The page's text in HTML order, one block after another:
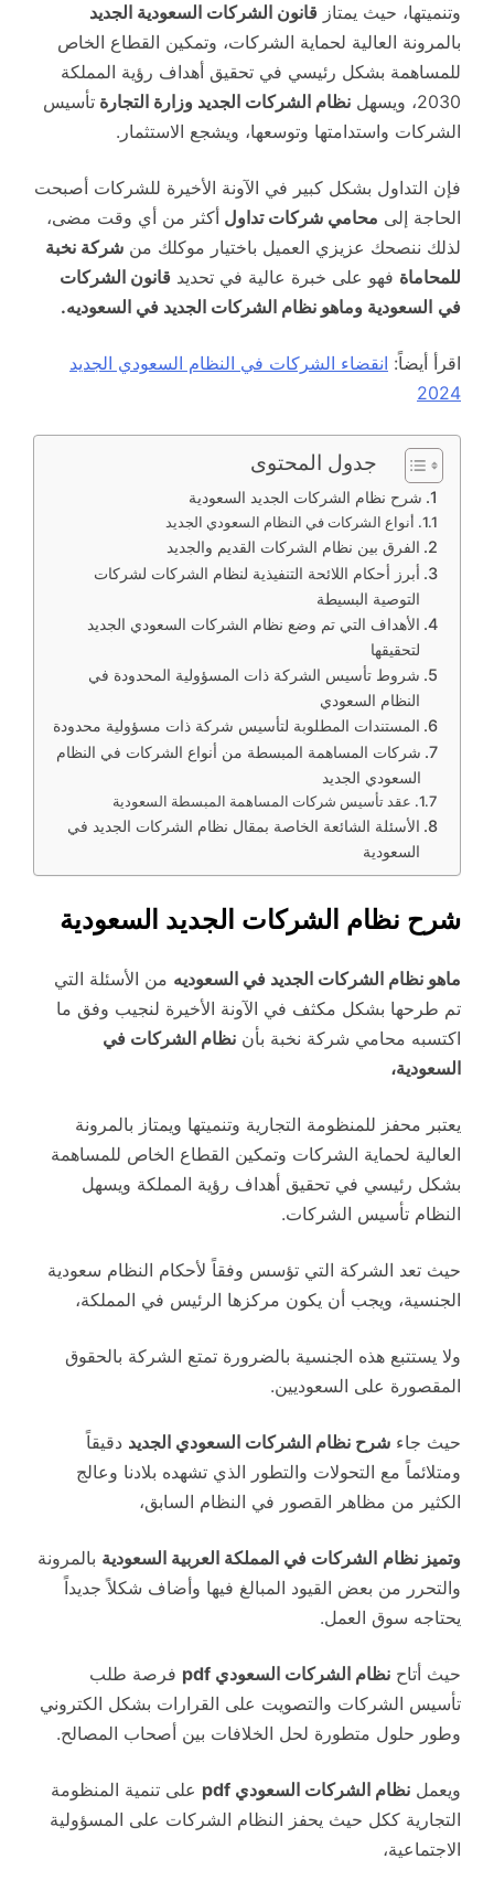
وتنميتها، حيث يمتاز قانون الشركات السعودية الجديد
بالمرونة العالية لحماية الشركات، وتمكين القطاع الخاص
للمساهمة بشكل رئيسي في تحقيق أهداف رؤية المملكة
2030، ​ويسهل
نظام الشركات الجديد وزارة التجارة تأسيس
الشركات واستدامتها وتوسعها، ويشجع الاستثمار.
فإن التداول بشكل كبير في الآونة الأخيرة للشركات أصبحت
الحاجة إلى محامي شركات تداول أكثر من أي وقت مضى،
لذلك ننصحك عزيزي العميل باختيار موكلك من شركة نخبة
للمحاماة فهو على خبرة عالية في تحديد قانون الشركات
في السعودية وماهو نظام الشركات الجديد في السعوديه.
اقرأ أيضاً: انقضاء الشركات في النظام السعودي الجديد
2024
جدول المحتوى
شرح نظام الشركات الجديد السعودية
أنواع الشركات في النظام السعودي الجديد
الفرق بين نظام الشركات القديم والجديد
أبرز أحكام اللائحة التنفيذية لنظام الشركات لشركات
التوصية البسيطة
الأهداف التي تم وضع نظام الشركات السعودي الجديد
لتحقيقها
شروط تأسيس الشركة ذات المسؤولية المحدودة في
النظام السعودي
المستندات المطلوبة لتأسيس شركة ذات مسؤولية محدودة
شركات المساهمة المبسطة من أنواع الشركات في النظام
السعودي الجديد
عقد تأسيس شركات المساهمة المبسطة السعودية
الأسئلة الشائعة الخاصة بمقال نظام الشركات الجديد في
السعودية
شرح نظام الشركات الجديد السعودية
ماهو نظام الشركات الجديد في السعوديه من الأسئلة التي
تم طرحها بشكل مكثف في الآونة الأخيرة لنجيب وفق ما
اكتسبه محامي شركة نخبة بأن نظام الشركات في
السعودية،
يعتبر محفز للمنظومة التجارية وتنميتها ويمتاز بالمرونة
العالية لحماية الشركات وتمكين القطاع الخاص للمساهمة
بشكل رئيسي في تحقيق أهداف رؤية المملكة ​ويسهل
النظام تأسيس الشركات.
حيث ​تعد الشركة التي تؤسس وفقاً لأحكام النظام سعودية
الجنسية، ويجب أن يكون مركزها الرئيس في المملكة،
ولا يستتبع هذه الجنسية بالضرورة تمتع الشركة بالحقوق
المقصورة على السعوديين.
حيث جاء شرح نظام الشركات السعودي الجديد دقيقاً
ومتلائماً مع التحولات والتطور الذي تشهده بلادنا وعالج
الكثير من مظاهر القصور في النظام السابق،
وتميز نظام الشركات في المملكة العربية السعودية بالمرونة
والتحرر من بعض القيود المبالغ فيها وأضاف شكلاً جديداً
يحتاجه سوق العمل.
حيث أتاح نظام الشركات السعودي pdf فرصة طلب
تأسيس الشركات والتصويت على القرارات بشكل الكتروني
وطور حلول متطورة لحل الخلافات بين أصحاب المصالح.
ويعمل نظام الشركات السعودي pdf
على تنمية المنظومة
التجارية ككل حيث يحفز النظام الشركات على المسؤولية
الاجتماعية،